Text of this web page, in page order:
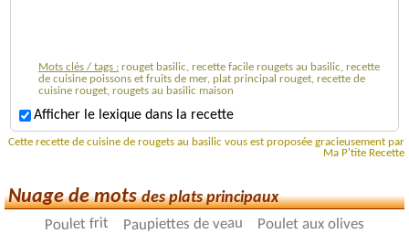
Mots clés / tags : rouget basilic, recette facile rougets au basilic, recette
de cuisine poissons et fruits de mer, plat principal rouget, recette de
cuisine rouget, rougets au basilic maison
Afficher le lexique dans la recette
Cette recette de cuisine de rougets au basilic vous est proposée gracieusement par
Ma P'tite Recette
Nuage de motsdes plats principaux
Poulet frit Paupiettes de veau Poulet aux olives